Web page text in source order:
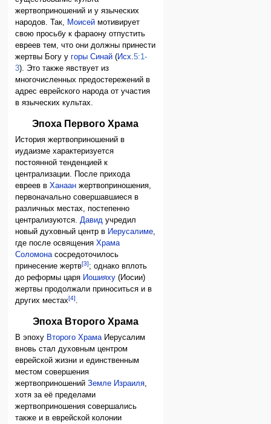
жертвоприношений и у языческих
народов. Так, Моисей мотивирует
свою просьбу к фараону отпустить
евреев тем, что они должны принести
жертвы Богу угоры Синай (Исх.5:1-
3). Это также явствует из
многочисленных предостережений в
адрес еврейского народа от участия
в языческих культах.
Эпоха Первого Храма
История жертвоприношений в
иудаизме характеризуется
постоянной тенденцией к
централизации. После прихода
евреев вХанаан жертвоприношения,
первоначально совершавшиеся в
различных местах, постепенно
централизуются. Давид учредил
новый духовный центр в Иерусалиме
где после освященияХрама
Соломона сосредоточилось
принесение жертв[3]; однако вплоть
до реформы царя Иошияху (Иосии)
жертвы продолжали приноситься и в
других местах[4].
Эпоха Второго Храма
В эпоху Второго Храма Иерусалим
вновь стал духовным центром
еврейской жизни и единственным
местом совершения
жертвоприношенийЗемле Израиля
хотя за её пределами
жертвоприношения совершались
также и в еврейской колонии